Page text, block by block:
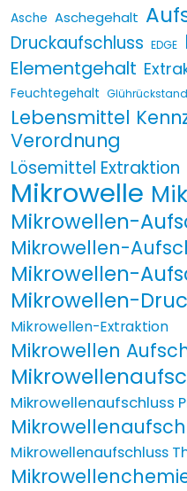
Asche Aschegehalt
Druckaufschluss EDGE
Elementgehalt
Feuchtegehalt Glührückstand
Lebensmittel
Verordnung
Lösemittel Extraktion
Mikrowelle
Mikrowellen-
Mikrowellen-
Mikrowellen-
Mikrowellen-
Mikrowellen-Extraktion
Mikrowellen
Mikrowellenaufschluss
Mikrowellenaufschluss